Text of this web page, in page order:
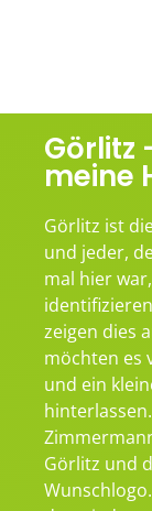
Görlitz
meine
Görlitz ist
und jeder,
mal hier
zeigen dies
möchten es
und ein
Görlitz und